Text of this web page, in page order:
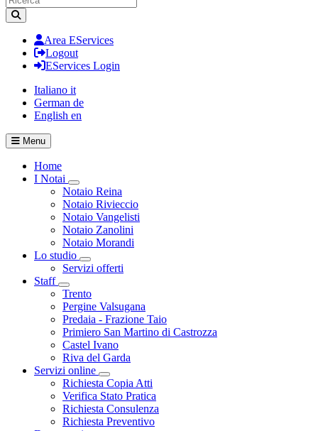
Area EServices
Logout
EServices Login
Italiano it
German de
English en
Menu
Home
I Notai
Visualizza menù di secondo livello
Notaio Reina
Notaio Rivieccio
Notaio Vangelisti
Notaio Zanolini
Notaio Morandi
Lo studio
Visualizza menù di secondo livello
Servizi offerti
Staff
Visualizza menù di secondo livello
Trento
Pergine Valsugana
Predaia - Frazione Taio
Primiero San Martino di Castrozza
Castel Ivano
Riva del Garda
Servizi online
Visualizza menù di secondo livello
Richiesta Copia Atti
Verifica Stato Pratica
Richiesta Consulenza
Richiesta Preventivo